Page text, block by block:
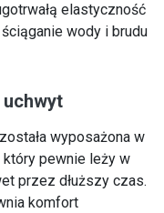
elastyczność
wody i brudu
została wyposażona w
który pewnie leży w
przez dłuższy czas.
komfort